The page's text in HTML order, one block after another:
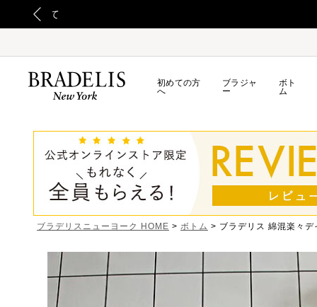
初めての方
へ
ブラジャ
ー
ボト
ム
ブラデリスニューヨーク HOME ボトム ブラデリス 綿混楽々